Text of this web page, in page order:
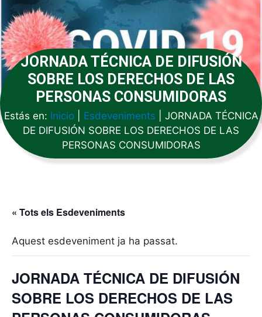
JORNADA TÉCNICA DE DIFUSIÓN
SOBRE LOS DERECHOS DE LAS
PERSONAS CONSUMIDORAS
Estás en: Inicio| Esdeveniments
JORNADA TÉCNICA
DE DIFUSIÓN SOBRE LOS DERECHOS DE LAS
PERSONAS CONSUMIDORAS
« Tots els Esdeveniments
Aquest esdeveniment ja ha passat.
JORNADA TÉCNICA DE DIFUSIÓN
SOBRE LOS DERECHOS DE LAS